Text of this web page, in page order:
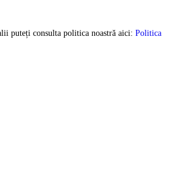
puteți consulta politica noastră aici: Politica